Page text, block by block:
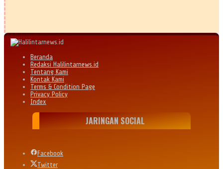
Beranda
Redaksi Halilintarnews.id
Tentang Kami
Kontak Kami
Terms & Condition Page
Privacy Policy
Index
JARINGAN SOCIAL
Facebook
Twitter